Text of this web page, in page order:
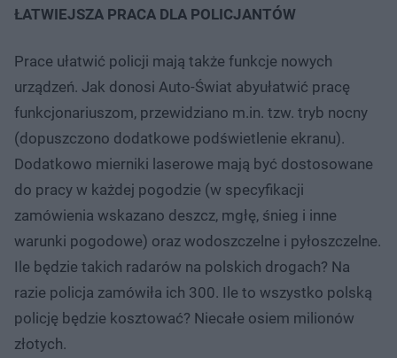
ŁATWIEJSZA PRACA DLA POLICJANTÓW
Prace ułatwić policji mają także funkcje nowych
urządzeń. Jak donosi Auto-Świat abyułatwić pracę
funkcjonariuszom, przewidziano m.in. tzw. tryb nocny
(dopuszczono dodatkowe podświetlenie ekranu).
Dodatkowo mierniki laserowe mają być dostosowane
do pracy w każdej pogodzie (w specyfikacji
zamówienia wskazano deszcz, mgłę, śnieg i inne
warunki pogodowe) oraz wodoszczelne i pyłoszczelne.
Ile będzie takich radarów na polskich drogach? Na
razie policja zamówiła ich 300. Ile to wszystko polską
policję będzie kosztować? Niecałe osiem milionów
złotych.